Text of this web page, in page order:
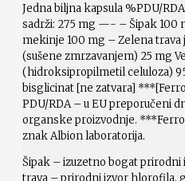
Jedna biljna kapsula %PDU/
sadrži: 275 mg —- – Šipak 100
mekinje 100 mg – Zelena
(sušene zmrzavanjem) 25 mg
(hidroksipropilmetil celuloza)
bisglicinat [ne zatvara]
PDU/RDA – u EU preporučeni
organske proizvodnje.
znak Albion laboratorija.
Šipak – izuzetno bogat prirodni
trava – prirodni izvor hlorofila,